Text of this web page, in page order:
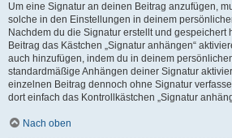
Um eine Signatur an deinen Beitrag anzufügen,
solche in den Einstellungen in deinem
Nachdem du die Signatur erstellt und gespeichert
Beitrag das Kästchen „Signatur anhängen“
auch hinzufügen, indem du in deinem
standardmäßige Anhängen deiner Signatur
einzelnen Beitrag dennoch ohne Signatur
dort einfach das Kontrollkästchen „Signatur
Nach oben